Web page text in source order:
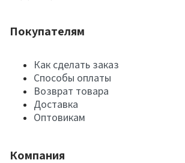
Покупателям
Как сделать заказ
Способы оплаты
Возврат товара
Доставка
Оптовикам
Компания